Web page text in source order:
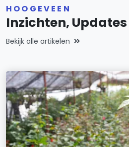
HOOGEVEEN
Inzichten,
Bekijk alle artikelen